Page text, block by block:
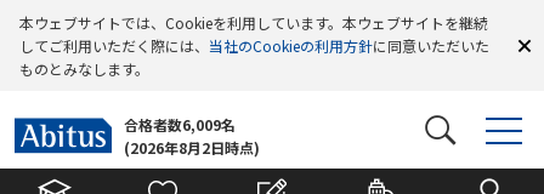
本ウェブサイトでは、Cookieを利用しています。本ウェブサイトを継続
してご利用いただく際には、 当社のCookieの利用方針に同意いただいた
ものとみなします。
合格者数6,009名
(2026年8月2日時点)